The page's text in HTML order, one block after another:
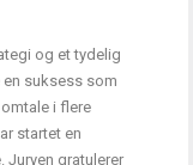
og et tydelig
suksess som
i flere
startet en
Juryen gratulerer